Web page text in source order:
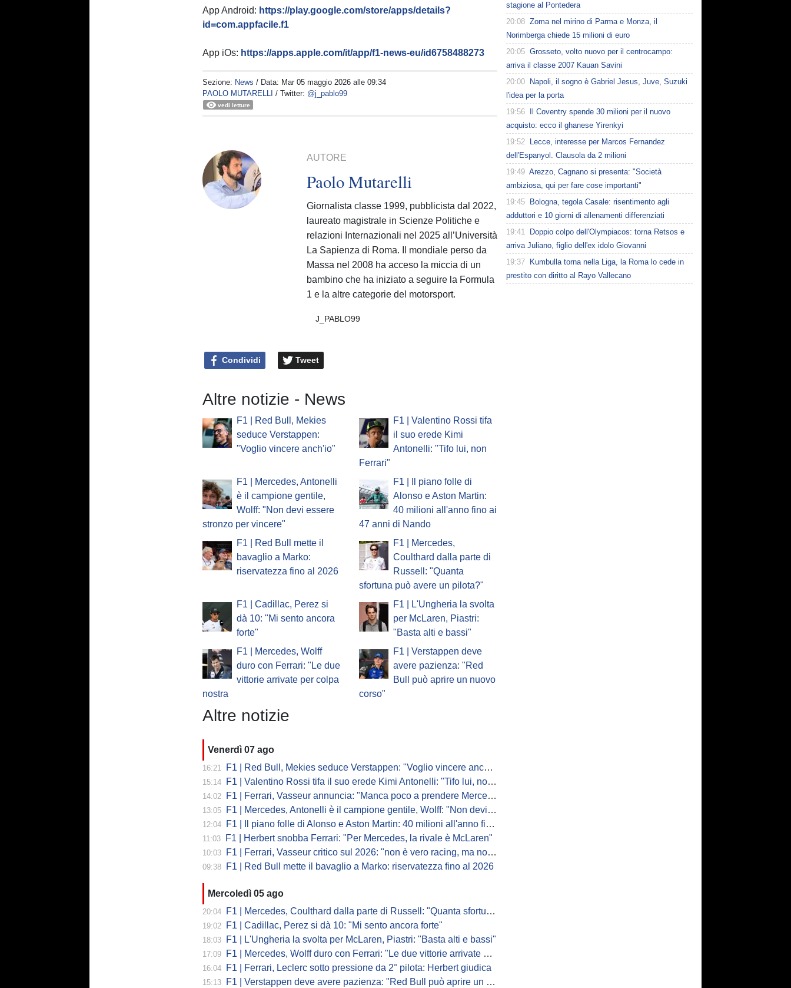
App Android: https://play.google.com/store/apps/details?
id=com.appfacile.f1
App iOs: https://apps.apple.com/it/app/f1-news-eu/id6758488273
Sezione: News / Data: Mar 05 maggio 2026 alle 09:34
PAOLO MUTARELLI / Twitter: @j_pablo99
vedi letture
AUTORE
Paolo Mutarelli
Giornalista classe 1999, pubblicista dal 2022,
laureato magistrale in Scienze Politiche e
relazioni Internazionali nel 2025 all’Università
La Sapienza di Roma. Il mondiale perso da
Massa nel 2008 ha acceso la miccia di un
bambino che ha iniziato a seguire la Formula
1 e la altre categorie del motorsport.
J_PABLO99
Condividi Tweet
Altre notizie - News
F1 | Red Bull, Mekies
seduce Verstappen:
"Voglio vincere anch'io"
F1 | Valentino Rossi tifa
il suo erede Kimi
Antonelli: "Tifo lui, non
Ferrari"
F1 | Mercedes, Antonelli
è il campione gentile,
Wolff: "Non devi essere
stronzo per vincere"
F1 | Il piano folle di
Alonso e Aston Martin:
40 milioni all'anno fino ai
47 anni di Nando
F1 | Red Bull mette il
bavaglio a Marko:
riservatezza fino al 2026
F1 | Mercedes,
Coulthard dalla parte di
Russell: "Quanta
sfortuna può avere un pilota?"
F1 | Cadillac, Perez si
dà 10: "Mi sento ancora
forte"
F1 | L'Ungheria la svolta
per McLaren, Piastri:
"Basta alti e bassi"
F1 | Mercedes, Wolff
duro con Ferrari: "Le due
vittorie arrivate per colpa
nostra
F1 | Verstappen deve
avere pazienza: "Red
Bull può aprire un nuovo
corso"
Altre notizie
Venerdì 07 ago
16:21 F1 | Red Bull, Mekies seduce Verstappen: "Voglio vincere anch'io"
15:14 F1 | Valentino Rossi tifa il suo erede Kimi Antonelli: "Tifo lui, non Ferrari"
14:02 F1 | Ferrari, Vasseur annuncia: "Manca poco a prendere Mercedes, ma non basterà l'ADUO"
13:05 F1 | Mercedes, Antonelli è il campione gentile, Wolff: "Non devi essere stronzo per vincere"
12:04 F1 | Il piano folle di Alonso e Aston Martin: 40 milioni all'anno fino ai 47 anni di Nando
11:03 F1 | Herbert snobba Ferrari: "Per Mercedes, la rivale è McLaren"
10:03 F1 | Ferrari, Vasseur critico sul 2026: "non è vero racing, ma non è artificiale"
09:38 F1 | Red Bull mette il bavaglio a Marko: riservatezza fino al 2026
Mercoledì 05 ago
20:04 F1 | Mercedes, Coulthard dalla parte di Russell: "Quanta sfortuna può avere un pilota?"
19:02 F1 | Cadillac, Perez si dà 10: "Mi sento ancora forte"
18:03 F1 | L'Ungheria la svolta per McLaren, Piastri: "Basta alti e bassi"
17:09 F1 | Mercedes, Wolff duro con Ferrari: "Le due vittorie arrivate per colpa nostra
16:04 F1 | Ferrari, Leclerc sotto pressione da 2° pilota: Herbert giudica
15:13 F1 | Verstappen deve avere pazienza: "Red Bull può aprire un nuovo corso"
stagione al Pontedera
20:08 Zoma nel mirino di Parma e Monza, il
Norimberga chiede 15 milioni di euro
20:05 Grosseto, volto nuovo per il centrocampo:
arriva il classe 2007 Kauan Savini
20:00
Napoli, il sogno è Gabriel Jesus, Juve, Suzuki
l'idea per la porta
19:56
Il Coventry spende 30 milioni per il nuovo
acquisto: ecco il ghanese Yirenkyi
19:52
Lecce, interesse per Marcos Fernandez
dell'Espanyol. Clausola da 2 milioni
19:49 Arezzo, Cagnano si presenta: "Società
ambiziosa, qui per fare cose importanti"
19:45
Bologna, tegola Casale: risentimento agli
adduttori e 10 giorni di allenamenti differenziati
19:41
Doppio colpo dell'Olympiacos: torna Retsos e
arriva Juliano, figlio dell'ex idolo Giovanni
19:37
Kumbulla torna nella Liga, la Roma lo cede in
prestito con diritto al Rayo Vallecano